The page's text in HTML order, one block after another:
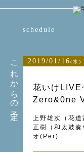
これからの予定
schedule
2019/01/16(水)
花いけ
Zero&0ne
上野雄次（花
正樹（和太鼓
オ(Per)